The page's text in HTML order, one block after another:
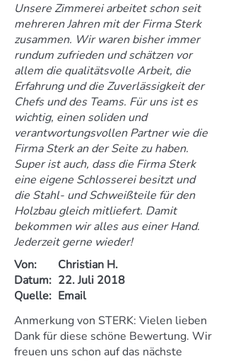
Unsere Zimmerei arbeitet schon seit
mehreren Jahren mit der Firma Sterk
zusammen. Wir waren bisher immer
rundum zufrieden und schätzen vor
allem die qualitätsvolle Arbeit, die
Erfahrung und die Zuverlässigkeit der
Chefs und des Teams. Für uns ist es
wichtig, einen soliden und
verantwortungsvollen Partner wie die
Firma Sterk an der Seite zu haben.
Super ist auch, dass die Firma Sterk
eine eigene Schlosserei besitzt und
die Stahl- und Schweißteile für den
Holzbau gleich mitliefert. Damit
bekommen wir alles aus einer Hand.
Jederzeit gerne wieder!
Von:
Christian H.
Datum: 22. Juli 2018
Quelle: Email
Anmerkung von STERK: Vielen lieben
Dank für diese schöne Bewertung. Wir
freuen uns schon auf das nächste